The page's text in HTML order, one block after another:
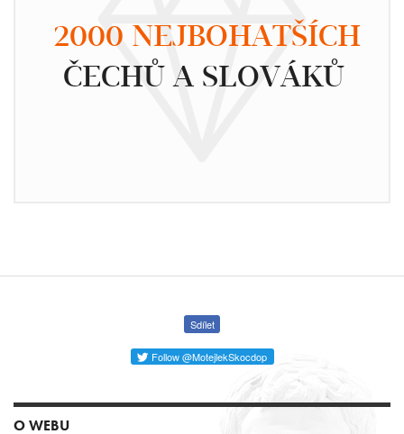
2000 NEJBOHATŠÍCH
ČECHŮ A SLOVÁKŮ
Sdílet
Follow @MotejlekSkocdop
O WEBU